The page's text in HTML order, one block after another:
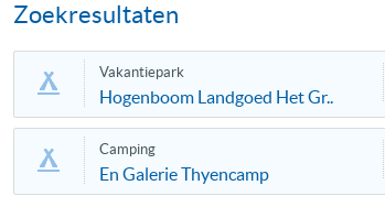
Zoekresultaten
Vakantiepark
Hogenboom Landgoed Het Gr..
Camping
En Galerie Thyencamp